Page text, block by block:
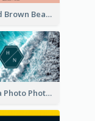
Pink And Brown Bear Illustration Business Card
Blue Sea Photo Photographer Business Card